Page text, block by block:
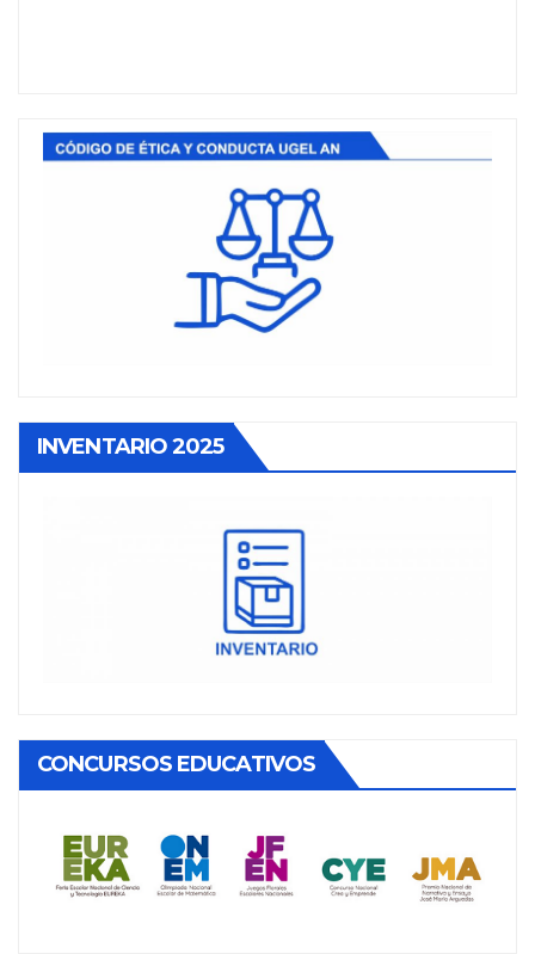
INVENTARIO 2025
CONCURSOS EDUCATIVOS